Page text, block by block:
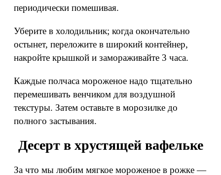
периодически помешивая.
Уберите в холодильник; когда окончательно
остынет, переложите в широкий контейнер,
накройте крышкой и замораживайте 3 часа.
Каждые полчаса мороженое надо тщательно
перемешивать венчиком для воздушной
текстуры. Затем оставьте в морозилке до
полного застывания.
Десерт в хрустящей вафельке
За что мы любим мягкое мороженое в рожке —